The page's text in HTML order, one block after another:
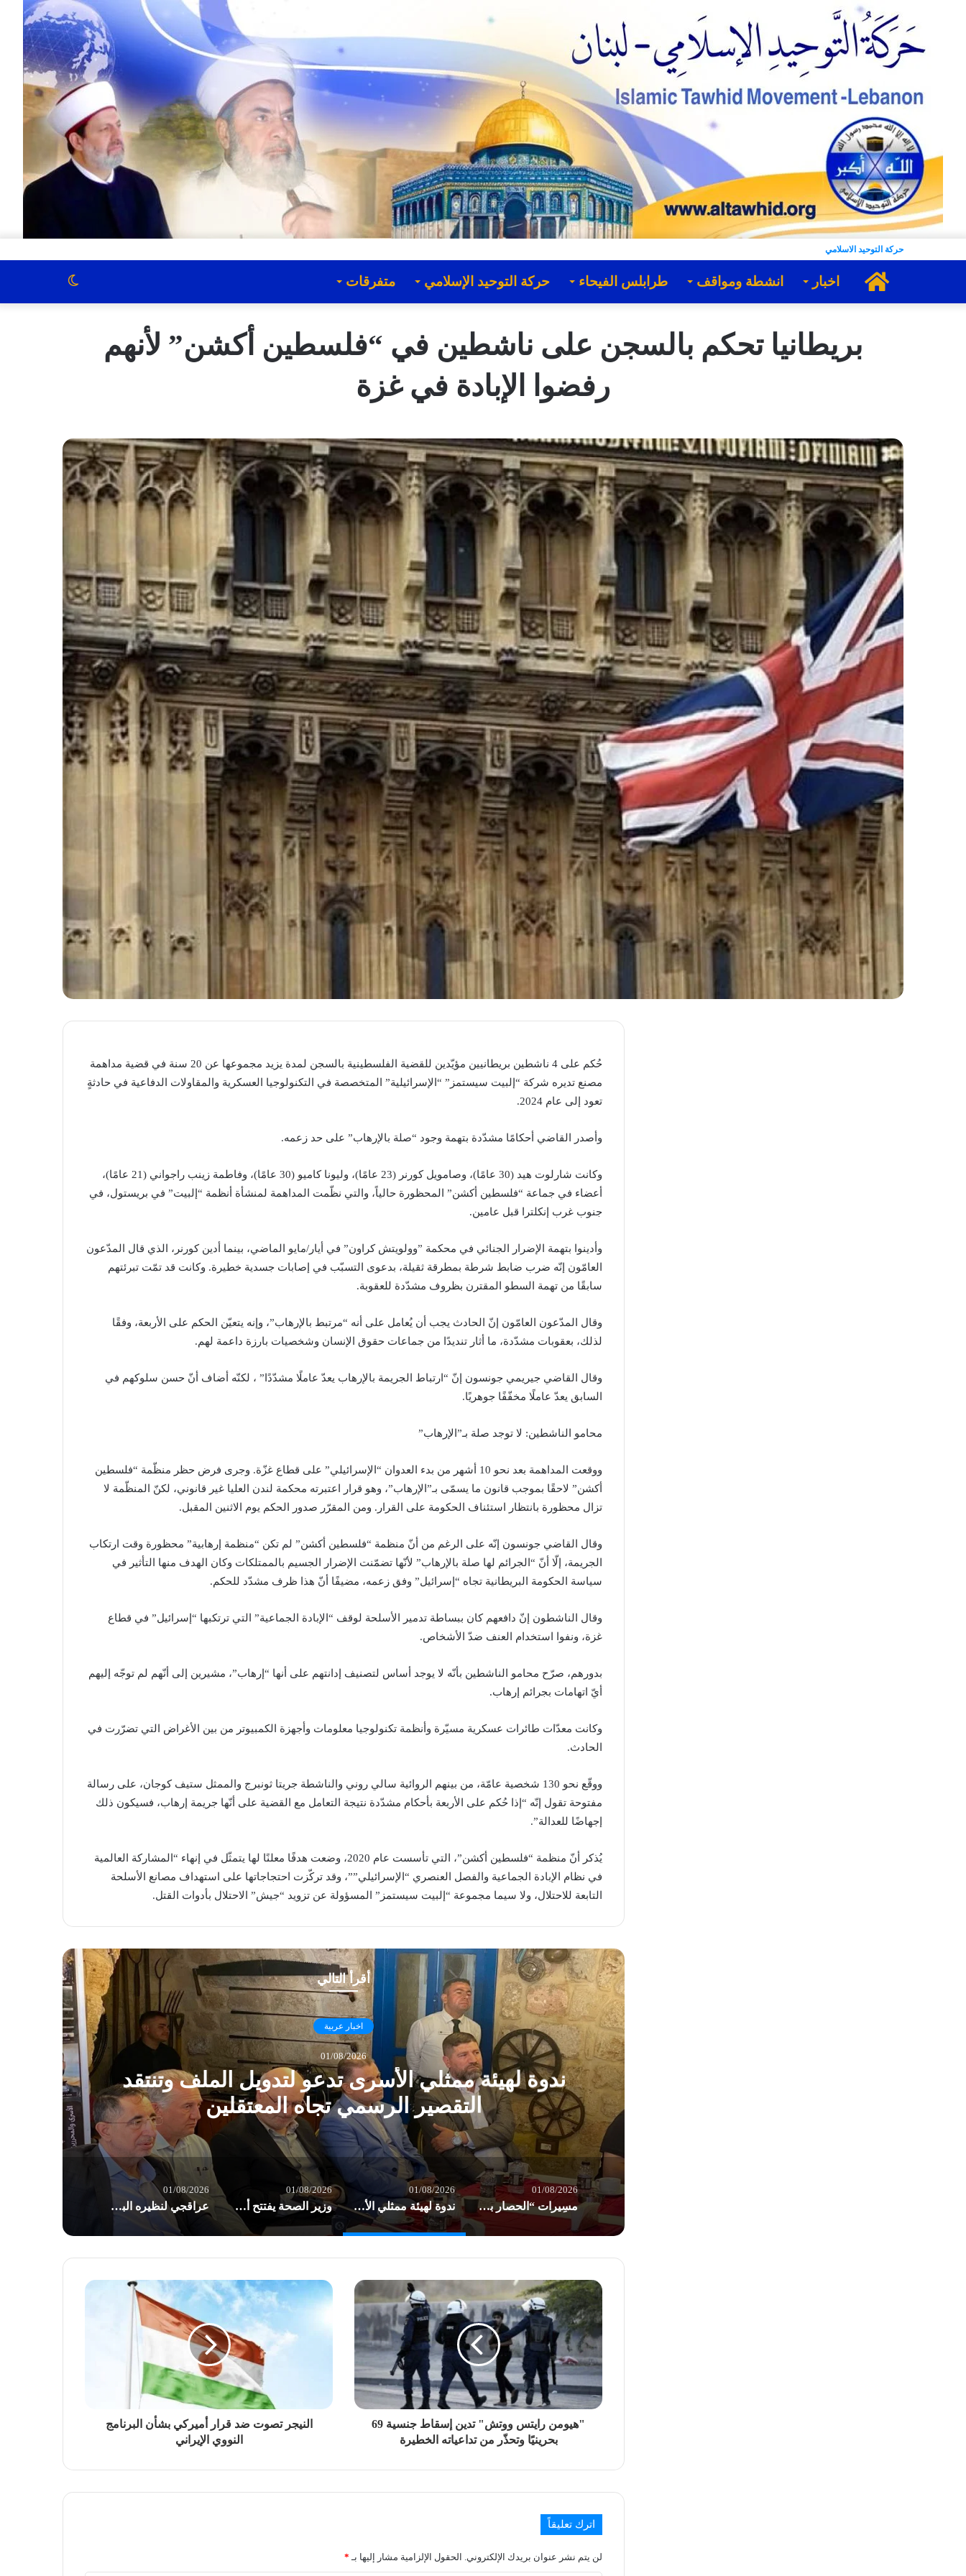
حركة التوحيد الاسلامي
الرئيسية
اخبار انشطة ومواقف طرابلس الفيحاء حركة التوحيد الإسلامي متفرقات الوضع
بريطانيا تحكم بالسجن على ناشطين في “فلسطين أكشن” لأنهم
رفضوا الإبادة في غزة
حُكم على 4 ناشطين ​بريطانيين مؤيّدين للقضية الفلسطينية بالسجن لمدة يزيد مجموعها عن 20 سنة في قضية مداهمة
مصنع تديره شركة “إلبيت سيستمز” “الإسرائيلية” المتخصصة في التكنولوجيا العسكرية والمقاولات الدفاعية في حادثةٍ
تعود إلى عام 2024.
وأصدر القاضي أحكامًا مشدّدة بتهمة وجود “صلة بالإرهاب” على حد زعمه.
وكانت شارلوت هيد (30 عامًا)، وصامويل كورنر (23 عامًا)، وليونا كاميو (30 عامًا)، وفاطمة زينب راجواني (21 عامًا)،
أعضاء في جماعة “فلسطين أكشن” المحظورة حالياً، ​والتي نظّمت المداهمة لمنشأة أنظمة “إلبيت” في بريستول، في
جنوب غرب إنكلترا قبل عامين.
وأدينوا بتهمة الإضرار الجنائي في محكمة ​”وولويتش كراون” في أيار/مايو الماضي، بينما أدين كورنر، الذي قال المدّعون
العامّون إنّه ضرب ضابط شرطة بمطرقة ثقيلة، بدعوى التسبّب في إصابات جسدية خطيرة. وكانت قد تمّت تبرئتهم
سابقًا من تهمة السطو المقترن بظروف مشدّدة للعقوبة.
وقال ​المدّعون العامّون إنّ الحادث يجب أن يُعامل على أنه “مرتبط بالإرهاب”، وإنه يتعيّن الحكم على الأربعة، وفقًا
لذلك، بعقوبات مشدّدة، ما أثار تنديدًا ​من جماعات حقوق الإنسان وشخصيات بارزة داعمة لهم.
وقال القاضي جيريمي جونسون إنّ “ارتباط الجريمة بالإرهاب يعدّ عاملًا مشدّدًا” ، لكنّه أضاف أنّ حسن سلوكهم في
السابق يعدّ عاملًا مخفّفًا جوهريًا.
محامو الناشطين: لا توجد صلة بـ”الإرهاب”
ووقعت المداهمة بعد نحو 10 أشهر من بدء العدوان “الإسرائيلي” على قطاع غزّة. وجرى فرض حظر منظّمة “فلسطين
أكشن” لاحقًا بموجب قانون ما يسمّى بـ”الإرهاب”، وهو قرار اعتبرته محكمة لندن العليا غير قانوني، لكنّ المنظّمة لا
تزال محظورة بانتظار استئناف الحكومة على القرار. ومن المقرّر صدور الحكم يوم الاثنين المقبل.
وقال القاضي جونسون إنّه على الرغم من أنّ منظمة “فلسطين أكشن” لم تكن “منظمة إرهابية” محظورة وقت ​ارتكاب
الجريمة، إلّا أنّ “الجرائم ​لها صلة بالإرهاب” لأنّها تضمّنت الإضرار الجسيم بالممتلكات وكان الهدف منها التأثير في
سياسة الحكومة البريطانية تجاه “إسرائيل” وفق زعمه، مضيفًا أنّ هذا ظرف مشدّد للحكم.
وقال الناشطون إنّ دافعهم كان ببساطة تدمير الأسلحة لوقف “الإبادة الجماعية” التي ترتكبها “إسرائيل” في قطاع
غزة، ونفوا استخدام العنف ضدّ الأشخاص.
بدورهم، صرّح محامو الناشطين بأنّه ​لا يوجد أساس لتصنيف إدانتهم على أنها “إرهاب”، مشيرين إلى أنّهم لم ​توجّه إليهم
أيّ اتهامات بجرائم إرهاب.
وكانت معدّات طائرات عسكرية مسيّرة وأنظمة تكنولوجيا معلومات وأجهزة الكمبيوتر من بين الأغراض التي تضرّرت في
الحادث.
ووقّع نحو 130 شخصية عامّة، من بينهم الروائية سالي روني والناشطة جريتا ثونبرج والممثل ستيف كوجان، على رسالة
مفتوحة تقول إنّه “​إذا حُكم على الأربعة بأحكام مشدّدة نتيجة التعامل مع القضية على أنّها جريمة إرهاب، فسيكون ذلك
إجهاضًا للعدالة”.
يُذكر أنّ منظمة “فلسطين أكشن”، التي تأسست عام 2020، وضعت هدفًا معلنًا لها يتمثّل في إنهاء “المشاركة العالمية
في نظام الإبادة الجماعية والفصل العنصري “الإسرائيلي””، وقد تركّزت احتجاجاتها على استهداف مصانع الأسلحة
التابعة للاحتلال، ولا سيما مجموعة “إلبيت سيستمز” المسؤولة عن تزويد “جيش” الاحتلال بأدوات القتل.
أقرأ التالي
اخبار عربية
01/08/2026
ندوة لهيئة ممثلي الأسرى تدعو لتدويل الملف وتنتقد
التقصير الرسمي تجاه المعتقلين
01/08/2026
مسِيرات “الحصار بالحصار والتصعيد بالتصعيد” في صنعاء: مستعدون لأثمان المعركة
01/08/2026
ندوة لهيئة ممثلي الأسرى تدعو لتدويل الملف وتنتقد التقصير الرسمي تجاه المعتقلين
01/08/2026
وزير الصحة يفتتح أقسامًا جديدة بمستشفى بيروت الحكومي: مسيرة الإصلاح مستمرة
01/08/2026
عراقجي لنظيره البريطاني: نهج لندن تجاه طهران غير لائق
"هيومن رايتس ووتش" تدين إسقاط جنسية 69
بحرينيًا وتحذّر من تداعياته الخطيرة
النيجر تصوت ضد قرار أميركي بشأن البرنامج
النووي الإيراني
اترك تعليقاً
لن يتم نشر عنوان بريدك الإلكتروني. الحقول الإلزامية مشار إليها بـ *